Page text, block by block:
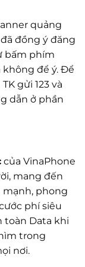
quảng
đồng ý đăng
bấm phím
để ý. Để
gửi 123 và
dẫn ở phần
của VinaPhone
mang đến
mạnh, phong
phí siêu
toàn Data khi
trong
nơi.